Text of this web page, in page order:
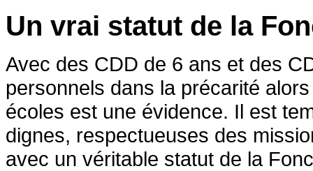
Un vrai statut de la
Avec des CDD de 6 ans et des
personnels dans la précarité
écoles est une évidence. Il est
dignes, respectueuses des
avec un véritable statut de la